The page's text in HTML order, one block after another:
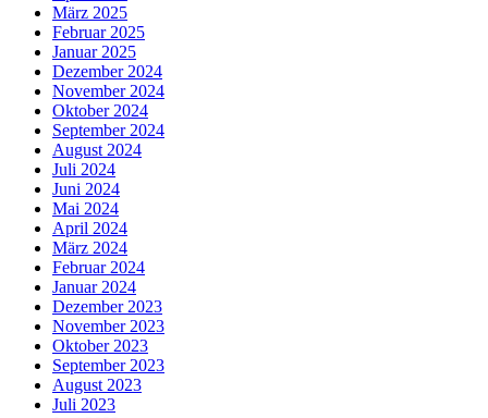
März 2025
Februar 2025
Januar 2025
Dezember 2024
November 2024
Oktober 2024
September 2024
August 2024
Juli 2024
Juni 2024
Mai 2024
April 2024
März 2024
Februar 2024
Januar 2024
Dezember 2023
November 2023
Oktober 2023
September 2023
August 2023
Juli 2023